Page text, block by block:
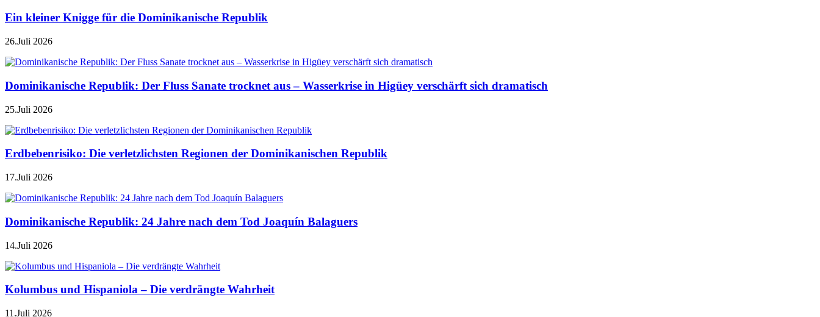
Ein kleiner Knigge für die Dominikanische Republik
26.Juli 2026
Dominikanische Republik: Der Fluss Sanate trocknet aus – Wasserkrise in Higüey verschärft sich dramatisch
25.Juli 2026
Erdbebenrisiko: Die verletzlichsten Regionen der Dominikanischen Republik
17.Juli 2026
Dominikanische Republik: 24 Jahre nach dem Tod Joaquín Balaguers
14.Juli 2026
Kolumbus und Hispaniola – Die verdrängte Wahrheit
11.Juli 2026